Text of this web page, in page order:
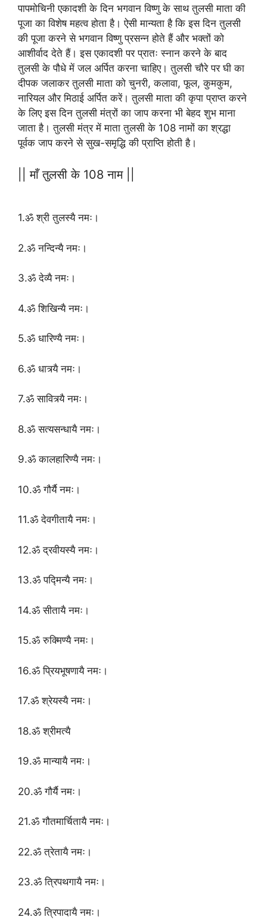
पापमोचिनी एकादशी के दिन भगवान विष्णु के साथ तुलसी माता की
पूजा का विशेष महत्व होता है। ऐसी मान्यता है कि इस दिन तुलसी
की पूजा करने से भगवान विष्णु प्रसन्न होते हैं और भक्तों को
आशीर्वाद देते हैं। इस एकादशी पर प्रातः स्नान करने के बाद
तुलसी के पौधे में जल अर्पित करना चाहिए। तुलसी चौरे पर घी का
दीपक जलाकर तुलसी माता को चुनरी, कलावा, फूल, कुमकुम,
नारियल और मिठाई अर्पित करें। तुलसी माता की कृपा प्राप्त करने
के लिए इस दिन तुलसी मंत्रों का जाप करना भी बेहद शुभ माना
जाता है। तुलसी मंत्र में माता तुलसी के 108 नामों का श्रद्धा
पूर्वक जाप करने से सुख-समृद्धि की प्राप्ति होती है।
|| माँ तुलसी के 108 नाम ||
1.ॐ श्री तुलस्यै नमः।
2.ॐ नन्दिन्यै नमः।
3.ॐ देव्यै नमः।
4.ॐ शिखिन्यै नमः।
5.ॐ धारिण्यै नमः।
6.ॐ धात्र्यै नमः।
7.ॐ सावित्र्यै नमः।
8.ॐ सत्यसन्धायै नमः।
9.ॐ कालहारिण्यै नमः।
10.ॐ गौर्यै नमः।
11.ॐ देवगीतायै नमः।
12.ॐ द्रवीयस्यै नमः।
13.ॐ पद्मिन्यै नमः।
14.ॐ सीतायै नमः।
15.ॐ रुक्मिण्यै नमः।
16.ॐ प्रियभूषणायै नमः।
17.ॐ श्रेयस्यै नमः।
18.ॐ श्रीमत्यै
19.ॐ मान्यायै नमः।
20.ॐ गौर्यै नमः।
21.ॐ गौतमार्चितायै नमः।
22.ॐ त्रेतायै नमः।
23.ॐ त्रिपथगायै नमः।
24.ॐ त्रिपादायै नमः।